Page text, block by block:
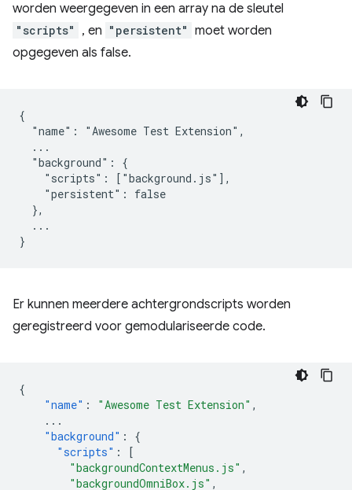
worden weergegeven in een array na de sleutel
"scripts" , en "persistent" moet worden
opgegeven als false.
{
  "name": "Awesome Test Extension",
  ...
  "background": {
    "scripts": ["background.js"],
    "persistent": false
  },
  ...
Er kunnen meerdere achtergrondscripts worden
geregistreerd voor gemodulariseerde code.
{
"name" : "Awesome Test Extension" ,
...
"background" :
{
"scripts" :
[
"backgroundContextMenus.js" ,
"backgroundOmniBox.js" ,